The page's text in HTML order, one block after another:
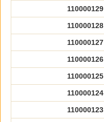
110000129
110000128
110000127
110000126
110000125
110000124
110000123